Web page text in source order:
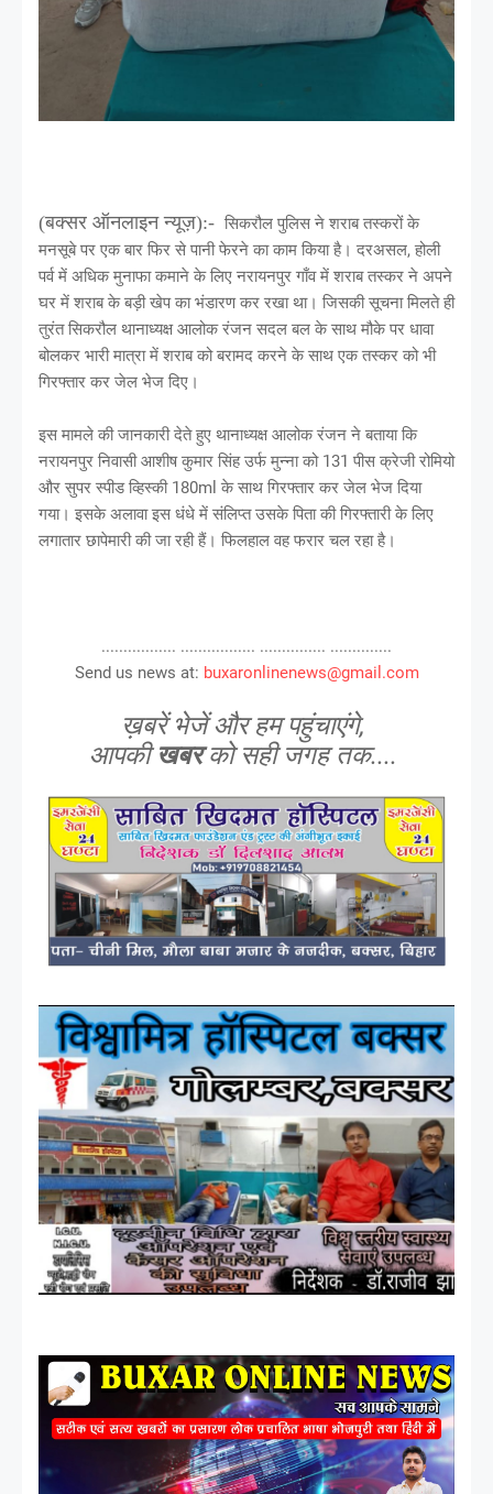
(बक्सर ऑनलाइन न्यूज़):- सिकरौल पुलिस ने शराब तस्करों के
मनसूबे पर एक बार फिर से पानी फेरने का काम किया है। दरअसल, होली
पर्व में अधिक मुनाफा कमाने के लिए नरायनपुर गाँव में शराब तस्कर ने अपने
घर में शराब के बड़ी खेप का भंडारण कर रखा था। जिसकी सूचना मिलते ही
तुरंत सिकरौल थानाध्यक्ष आलोक रंजन सदल बल के साथ मौके पर धावा
बोलकर भारी मात्रा में शराब को बरामद करने के साथ एक तस्कर को भी
गिरफ्तार कर जेल भेज दिए।
इस मामले की जानकारी देते हुए थानाध्यक्ष आलोक रंजन ने बताया कि
नरायनपुर निवासी आशीष कुमार सिंह उर्फ मुन्ना को 131 पीस क्रेजी रोमियो
और सुपर स्पीड व्हिस्की 180ml के साथ गिरफ्तार कर जेल भेज दिया
गया। इसके अलावा इस धंधे में संलिप्त उसके पिता की गिरफ्तारी के लिए
लगातार छापेमारी की जा रही हैं। फिलहाल वह फरार चल रहा है।
................. ................. ............... ..............
Send us news at: buxaronlinenews@gmail.com
ख़बरें भेजें और हम पहुंचाएंगे,
आपकीखबरको सही जगह तक....